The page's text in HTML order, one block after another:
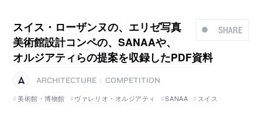
SHARE
スイス・ローザンヌの、エリゼ写真
美術館設計コンペの、SANAAや、
オルジアティらの提案を収録したPDF資料
ARCHITECTURE
COMPETITION
美術館・博物館
ヴァレリオ・オルジアティ SANAA スイス